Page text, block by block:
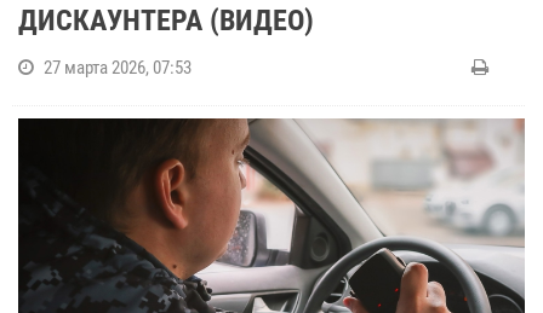
ДИСКАУНТЕРА (ВИДЕО)
27 марта 2026, 07:53